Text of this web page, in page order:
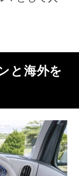
と海外を